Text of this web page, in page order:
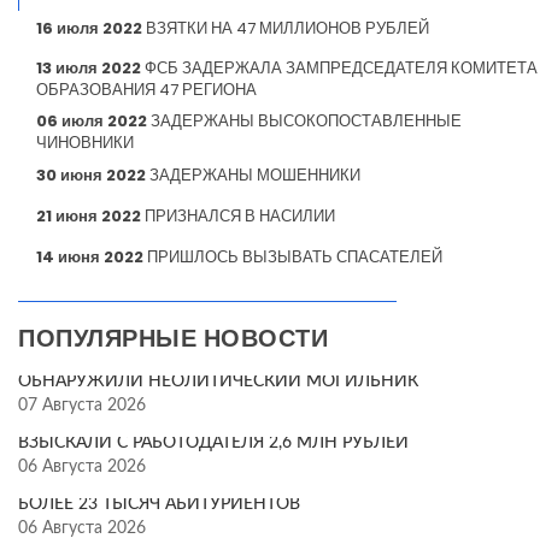
16 июля 2022 ВЗЯТКИ НА 47 МИЛЛИОНОВ РУБЛЕЙ
13 июля 2022ФСБ ЗАДЕРЖАЛА ЗАМПРЕДСЕДАТЕЛЯ КОМИТЕТА
ОБРАЗОВАНИЯ 47 РЕГИОНА
06 июля 2022ЗАДЕРЖАНЫ ВЫСОКОПОСТАВЛЕННЫЕ
ЧИНОВНИКИ
30 июня 2022ЗАДЕРЖАНЫ МОШЕННИКИ
21 июня 2022 ПРИЗНАЛСЯ В НАСИЛИИ
14 июня 2022 ПРИШЛОСЬ ВЫЗЫВАТЬ СПАСАТЕЛЕЙ
ПОПУЛЯРНЫЕ НОВОСТИ
ОБНАРУЖИЛИ НЕОЛИТИЧЕСКИЙ МОГИЛЬНИК
07 Августа 2026
ВЗЫСКАЛИ С РАБОТОДАТЕЛЯ 2,6 МЛН РУБЛЕЙ
06 Августа 2026
БОЛЕЕ 23 ТЫСЯЧ АБИТУРИЕНТОВ
06 Августа 2026